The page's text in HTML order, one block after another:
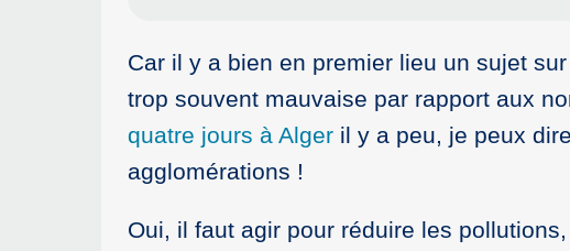
Car il y a bien en premier lieu un sujet
trop souvent mauvaise par rapport aux
quatre jours à Alger il y a peu, je peux
agglomérations !
Oui, il faut agir pour réduire les